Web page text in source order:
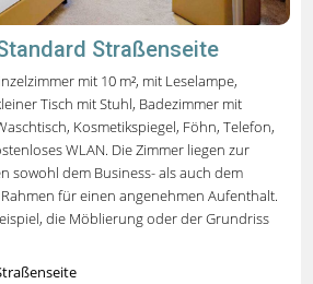
Straßenseite
mit 10 m², mit Leselampe,
Tisch mit Stuhl, Badezimmer mit
Kosmetikspiegel, Föhn, Telefon,
WLAN. Die Zimmer liegen zur
sowohl dem Business- als auch dem
für einen angenehmen Aufenthalt.
die Möblierung oder der Grundriss